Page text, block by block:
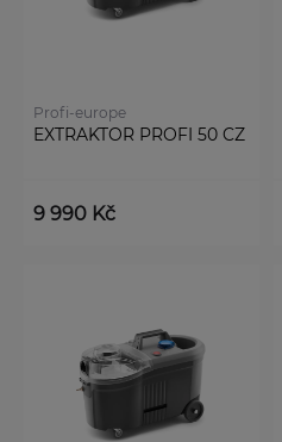
Profi-europe
EXTRAKTOR PROFI 50 CZ
9 990 Kč